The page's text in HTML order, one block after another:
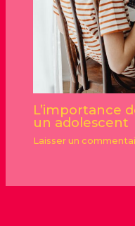
L’importance
un adolescent
Laisser un